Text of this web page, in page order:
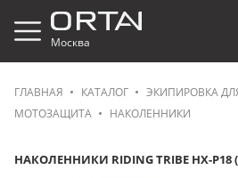
Москва
ГЛАВНАЯ КАТАЛОГ
ЭКИПИРОВКА
МОТОЗАЩИТА
НАКОЛЕННИКИ
НАКОЛЕННИКИ RIDING TRIBE HX-